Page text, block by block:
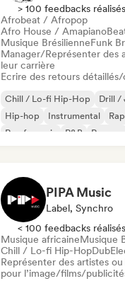
> 100 feedbacks réalisés
Afrobeat / Afropop
Afro House / Amapiano
Musique BrésilienneFunk
Manager/Représenter des
leur carrière
Ecrire des retours
Chill / Lo-fi Hip-Hop
Drill /
Hip-hop
Instrumental
Rap francais
R&B Reggae
PIPA Music
Label, Synchro
< 100 feedbacks réalisés
Musique africaineMusique
Chill / Lo-fi Hip-HopDub
Représenter des artistes
pour l’image/films/